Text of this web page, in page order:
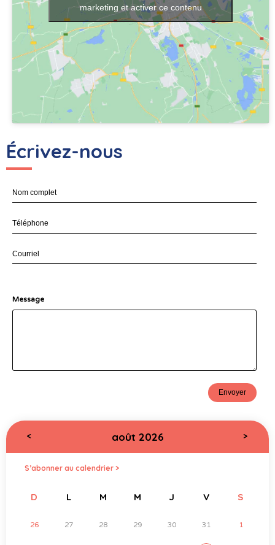
marketing et activer ce contenu
Écrivez-nous
Message
< août 2026 >
S’abonner au calendrier >
D L M M J V S
26 27 28 29 30 31 1